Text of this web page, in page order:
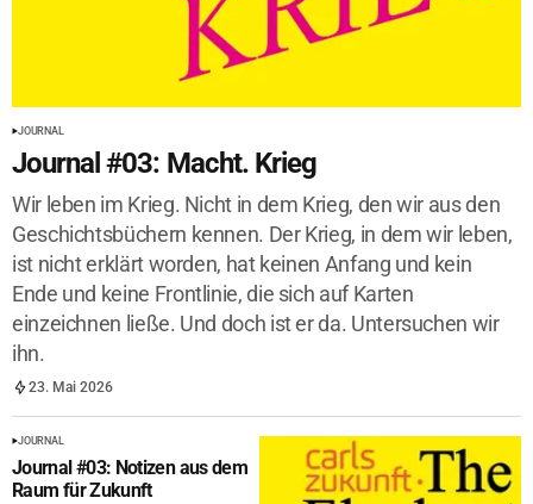
JOURNAL
Journal #03: Macht. Krieg
Wir leben im Krieg. Nicht in dem Krieg, den wir aus den
Geschichtsbüchern kennen. Der Krieg, in dem wir leben,
ist nicht erklärt worden, hat keinen Anfang und kein
Ende und keine Frontlinie, die sich auf Karten
einzeichnen ließe. Und doch ist er da. Untersuchen wir
ihn.
23. Mai 2026
JOURNAL
Journal #03: Notizen aus dem
Raum für Zukunft